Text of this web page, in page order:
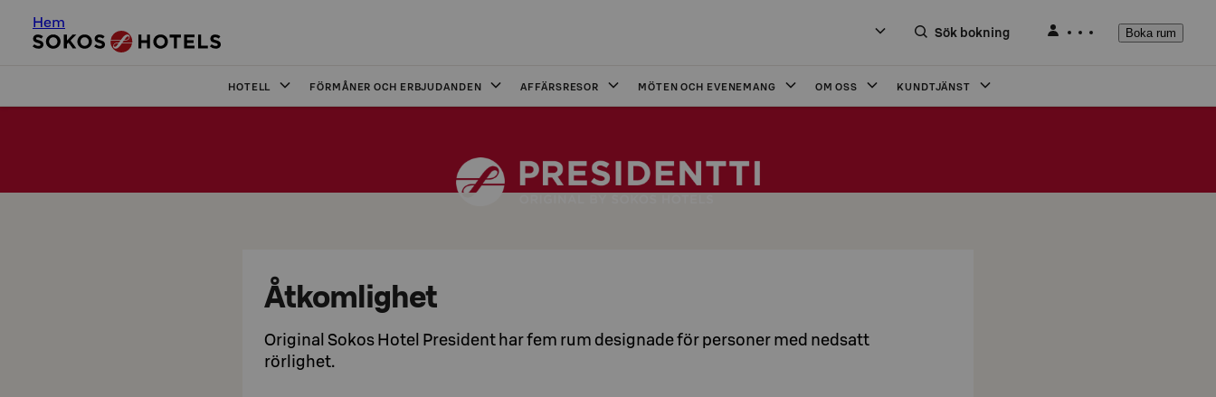
Hem
Sök bokning Boka rum
HOTELL FÖRMÅNER OCH ERBJUDANDEN AFFÄRSRESOR MÖTEN OCH EVENEMANG OM OSS KUNDTJÄNST
Åtkomlighet
Original Sokos Hotel President har fem rum designade för personer med nedsatt
rörlighet.